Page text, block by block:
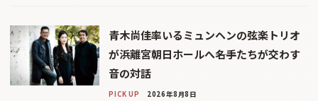
青木尚佳率いるミュンヘンの弦楽トリオ
が浜離宮朝日ホールへ――名手たちが交わす
音の対話
PICK UP 2026年8月8日